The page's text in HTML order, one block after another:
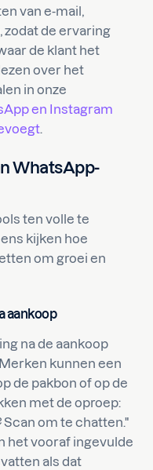
van e-mail,
zodat de ervaring
de klant het
over het
in onze
en Instagram
.
WhatsApp-
ten volle te
kijken hoe
om groei en
aankoop
na de aankoop
kunnen een
de pakbon of op de
met de oproep:
om te chatten."
het vooraf ingevulde
als dat